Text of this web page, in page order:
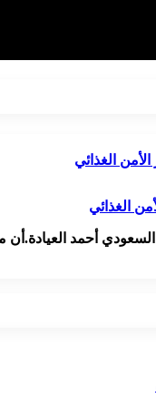
الغذائي
السعودي أحمد